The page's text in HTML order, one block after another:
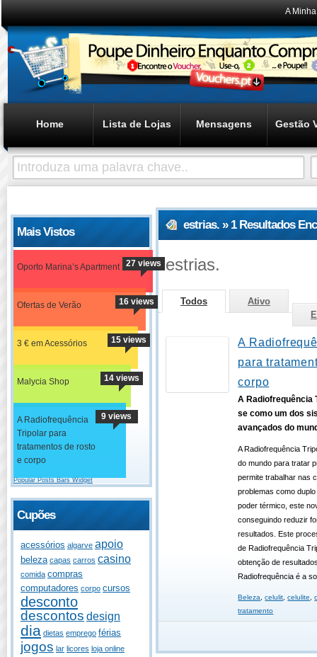
A
Home Lista de Lojas Mensagens Gestão
Mais Vistos
Oporto Marina’s Apartment 27 views
Ofertas de Verão 16 views
3 € em Acessórios 15 views
Malycia Shop 14 views
A Radiofrequência
Tripolar para
tratamentos de rosto
e corpo
9 views
Popular Posts Bars Widget
Cupões
acessórios algarve apoio
beleza capas carros casino
comida compras
computadores corpo cursos
desconto
descontos design
dia dietas emprego férias
jogos lar licores loja online
estrias. » 1 Resultados
estrias.
Todos
Ativo
A
para
corpo
A Radiofrequência
se como um dos
avançados do
A Radiofrequência
do mundo para tratar
permite trabalhar nas
problemas como
poder térmico, este
conseguindo reduzir
resultados. Este
de Radiofrequência
obtenção de
Radiofrequência é a
Beleza ,celulit ,celulite ,
tratamento